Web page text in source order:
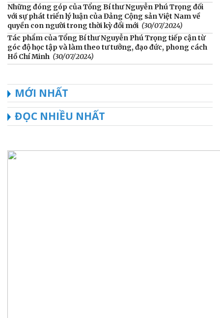
Những đóng góp của Tổng Bí thư Nguyễn Phú Trọng đối
với sự phát triển lý luận của Đảng Cộng sản Việt Nam về
quyền con người trong thời kỳ đổi mới (30/07/2024)
Tác phẩm của Tổng Bí thư Nguyễn Phú Trọng tiếp cận từ
góc độ học tập và làm theo tư tưởng, đạo đức, phong cách
Hồ Chí Minh (30/07/2024)
MỚI NHẤT
ĐỌC NHIỀU NHẤT